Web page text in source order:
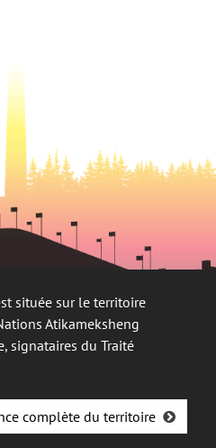
située sur le territoire
Atikameksheng
signataires du Traité
complète du territoire